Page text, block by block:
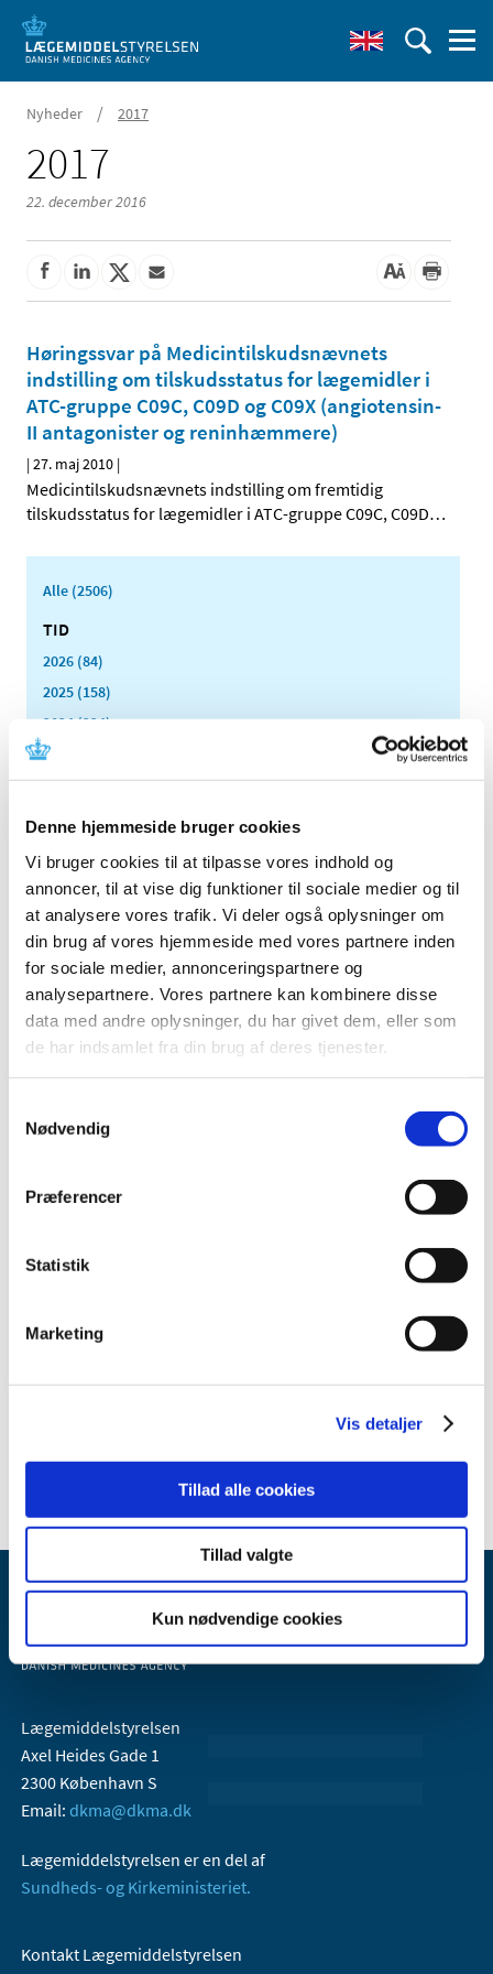
Denne hjemmeside bruger cookies
Vi bruger cookies til at tilpasse vores indhold og
annoncer, til at vise dig funktioner til sociale medier og til
at analysere vores trafik. Vi deler også oplysninger om
din brug af vores hjemmeside med vores partnere inden
for sociale medier, annonceringspartnere og
analysepartnere. Vores partnere kan kombinere disse
data med andre oplysninger, du har givet dem, eller som
de har indsamlet fra din brug af deres tjenester.
Nødvendig
Præferencer
Statistik
Marketing
Vis detaljer
Tillad alle cookies
Tillad valgte
Kun nødvendige cookies
Nyheder / 2017
2017
22. december 2016
Høringssvar på Medicintilskudsnævnets
indstilling om tilskudsstatus for lægemidler i
ATC-gruppe C09C, C09D og C09X (angiotensin-
II antagonister og reninhæmmere)
|27. maj 2010 |
Medicintilskudsnævnets indstilling om fremtidig
tilskudsstatus for lægemidler i ATC-gruppe C09C, C09D…
Alle (2506)
TID
2026 (84)
2025 (158)
2024 (224)
2023 (195)
2022 (197)
2019 (159)
2018 (150)
2017 (167)
2016 (167)
2015 (33)
2014 (44)
2011 (13)
april (2)
2009 (14)
2007 (3)
Lægemiddelstyrelsen
Axel Heides Gade 1
2300 København S
Email: dkma@dkma.dk
Lægemiddelstyrelsen er en del af
Sundheds- og Kirkeministeriet.
Kontakt Lægemiddelstyrelsen